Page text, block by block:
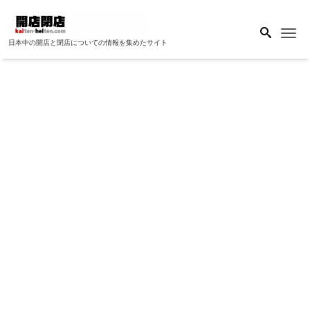
日本中の開店と閉店についての情報を集めたサイト